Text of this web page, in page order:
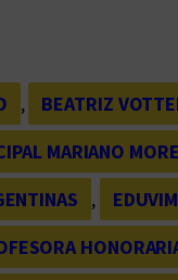
, BEATRIZ
MARIANO
, EDUVIM